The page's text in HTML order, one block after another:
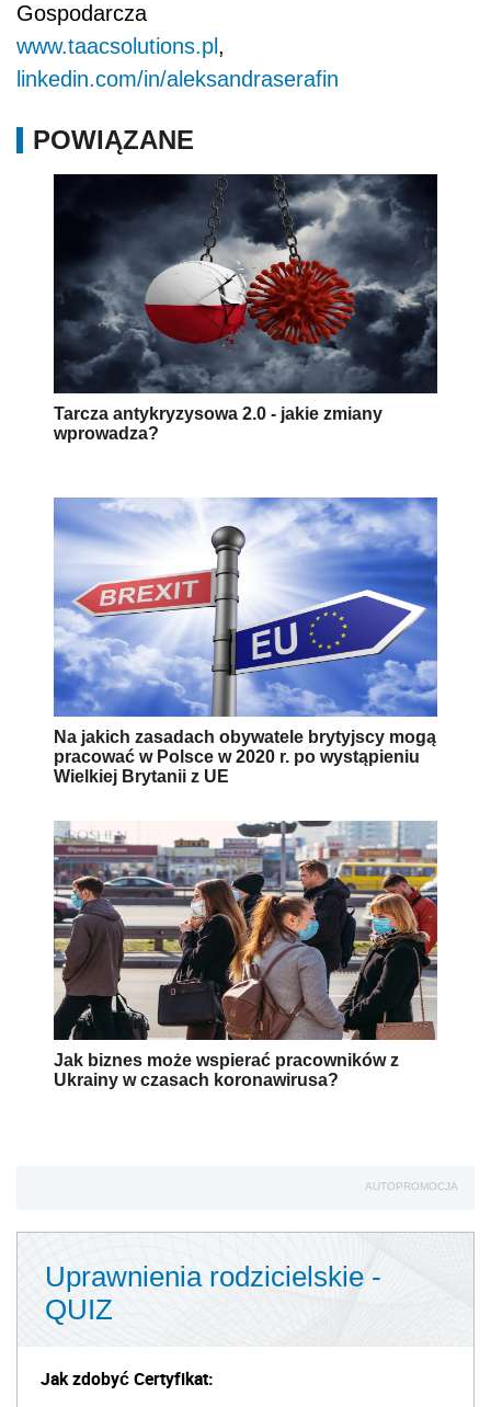
Gospodarcza
www.taacsolutions.pl ,
linkedin.com/in/aleksandraserafin
POWIĄZANE
Tarcza antykryzysowa 2.0 - jakie zmiany
wprowadza?
Na jakich zasadach obywatele brytyjscy mogą
pracować w Polsce w 2020 r. po wystąpieniu
Wielkiej Brytanii z UE
Jak biznes może wspierać pracowników z
Ukrainy w czasach koronawirusa?
AUTOPROMOCJA
Uprawnienia rodzicielskie -
QUIZ
Jak zdobyć Certyfikat: